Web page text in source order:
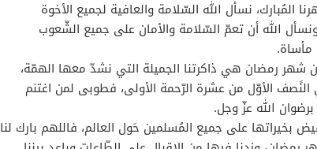
نسأل الله السّلامة والعافية لجميع الأخوة
الله أن تعمّ السّلامة والأمان على جميع الشّعوب
مأساة.
شهر رمضان هي ذاكرتنا الجميلة التي نشدّ معها الهمّة،
النًصف الأوّل من عشرة الرّحمة الأولى، فطوبى لمن اغتنم
الله عزّ وجل.
بخيراتها على جميع المُسلمين حَول العالم، فاللهم بارك لنا